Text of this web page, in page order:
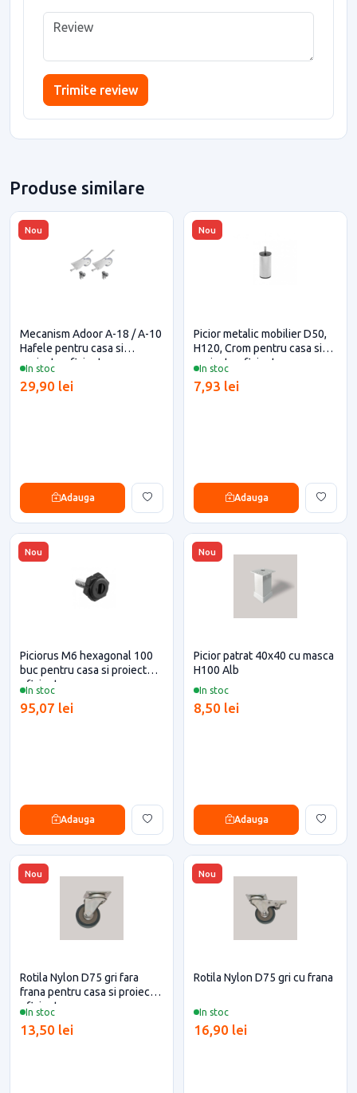
Trimite review
Produse similare
Nou
In stoc
Mecanism Adoor A-18 / A-10
Hafele pentru casa si
proiecte eficiente
29,90 lei
Adauga
Nou
In stoc
Picior metalic mobilier D50,
H120, Crom pentru casa si
proiecte eficiente
7,93 lei
Adauga
Nou
In stoc
Piciorus M6 hexagonal 100
buc pentru casa si proiecte
eficiente
95,07 lei
Adauga
Nou
In stoc
Picior patrat 40x40 cu masca
H100 Alb
8,50 lei
Adauga
Nou
In stoc
Rotila Nylon D75 gri fara
frana pentru casa si proiecte
eficiente
13,50 lei
Nou
In stoc
Rotila Nylon D75 gri cu frana
16,90 lei